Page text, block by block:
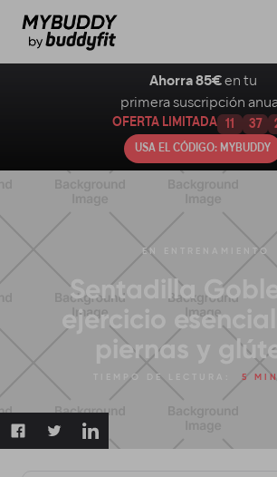
EN ENTRENAMIENTO
Sentadilla
ejercicio
piernas y
TIEMPO DE LECTURA: 5
Ahorra 85€ en tu
primera suscripción
OFERTA LIMITADA 11 37
USA EL CÓDIGO: MYBUDDY